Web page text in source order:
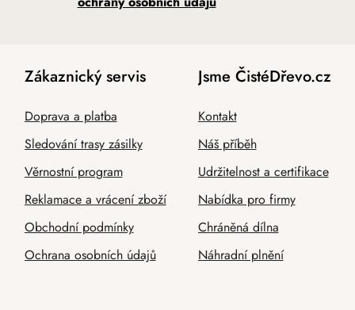
Zákaznický servis
Doprava a platba
Sledování trasy zásilky
Věrnostní program
Reklamace a vrácení zboží
Obchodní podmínky
Ochrana osobních údajů
Jsme ČistéDřevo.cz
Kontakt
Náš příběh
Udržitelnost a certifikace
Nabídka pro firmy
Chráněná dílna
Náhradní plnění